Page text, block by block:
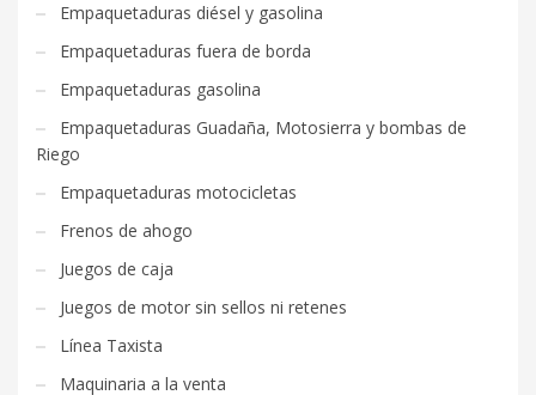
Empaquetaduras diésel y gasolina
Empaquetaduras fuera de borda
Empaquetaduras gasolina
Empaquetaduras Guadaña, Motosierra y bombas de
Riego
Empaquetaduras motocicletas
Frenos de ahogo
Juegos de caja
Juegos de motor sin sellos ni retenes
Línea Taxista
Maquinaria a la venta